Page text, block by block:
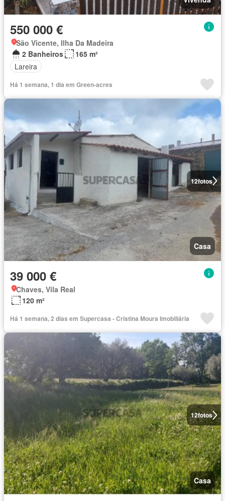
550 000 €
São Vicente, Ilha Da Madeira
2 Banheiros
165 m²
Lareira
Há 1 semana, 1 dia em Green-acres
12fotos
Casa
39 000 €
Chaves, Vila Real
120 m²
Há 1 semana, 2 dias em Supercasa - Cristina Moura Imobiliária
12fotos
Casa